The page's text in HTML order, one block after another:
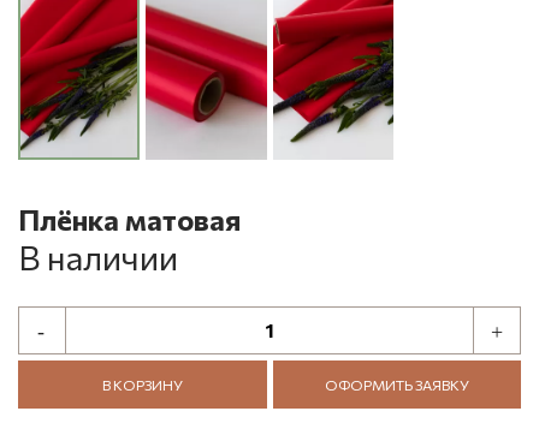
Плёнка матовая
В наличии
В КОРЗИНУ ОФОРМИТЬ ЗАЯВКУ